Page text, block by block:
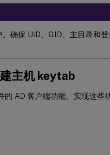
确保 UID、GID、主目录和
主机 keytab
AD 客户端功能。实现这些